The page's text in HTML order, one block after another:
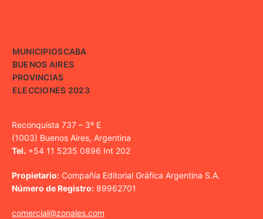
MUNICIPIOSCABA
BUENOS AIRES
PROVINCIAS
ELECCIONES 2023
Reconquista 737 – 3º E
(1003) Buenos Aires, Argentina
Tel. +54 11 5235 0896 Int 202
Propietario: Compañía Editorial Gráfica Argentina S.A.
Número de Registro: 89962701
comercial@zonales.com